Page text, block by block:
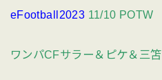
eFootball2023 11/10 POTW
ワンパCFサラー＆ピケ＆三笘